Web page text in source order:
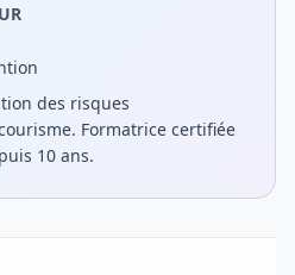
des risques
Formatrice certifiée
10 ans.